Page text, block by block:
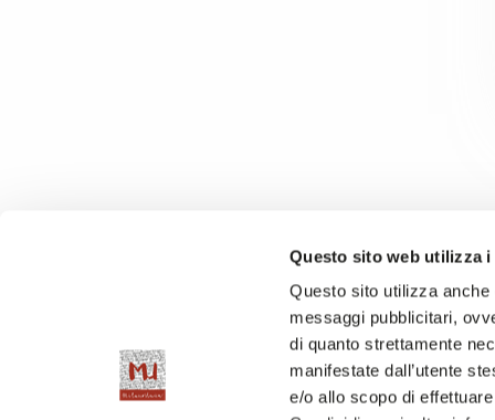
Questo sito web utilizza i
Questo sito utilizza
messaggi pubblicitari,
di quanto strettamente
manifestate dall’utente
e/o allo scopo di